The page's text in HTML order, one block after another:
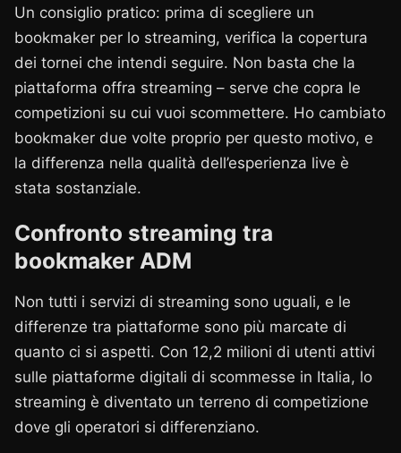
Un consiglio pratico: prima di scegliere un
bookmaker per lo streaming, verifica la copertura
dei tornei che intendi seguire. Non basta che la
piattaforma offra streaming – serve che copra le
competizioni su cui vuoi scommettere. Ho cambiato
bookmaker due volte proprio per questo motivo, e
la differenza nella qualità dell’esperienza live è
stata sostanziale.
Confronto streaming tra
bookmaker ADM
Non tutti i servizi di streaming sono uguali, e le
differenze tra piattaforme sono più marcate di
quanto ci si aspetti. Con 12,2 milioni di utenti attivi
sulle piattaforme digitali di scommesse in Italia, lo
streaming è diventato un terreno di competizione
dove gli operatori si differenziano.